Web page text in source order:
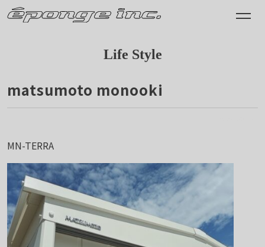
Life Style
matsumoto monooki
MN-TERRA